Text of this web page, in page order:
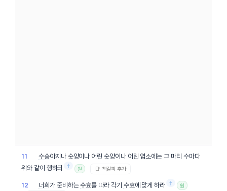
11 수송아지 나 숫양이나 어린 숫양이나 어린 염소에는 그 마리 수마다
위와 같이 행하되
† 원 📑 책갈피 추가
12 너희 가 준비하는수효를 따라 각기 수효에 맞게 하라 † 원